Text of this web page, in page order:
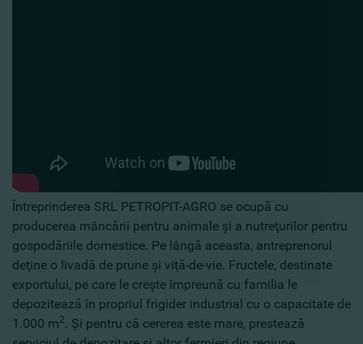
Întreprinderea SRL PETROPIT-AGRO se ocupă cu
producerea mâncării pentru animale şi a nutreţurilor pentru
gospodăriile domestice. Pe lângă aceasta, antreprenorul
deţine o livadă de prune şi viţă-de-vie. Fructele, destinate
exportului, pe care le creşte împreună cu familia le
depozitează în propriul frigider industrial cu o capacitate de
1.000 m2. Şi pentru că cererea este mare, prestează